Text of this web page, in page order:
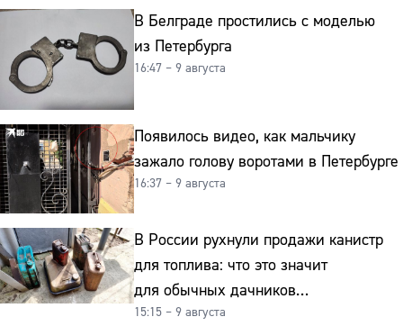
В Белграде простились с моделью
из Петербурга
16:47 – 9 августа
Появилось видео, как мальчику
зажало голову воротами в Петербурге
16:37 – 9 августа
В России рухнули продажи канистр
для топлива: что это значит
для обычных дачников
и автомобилистов
15:15 – 9 августа